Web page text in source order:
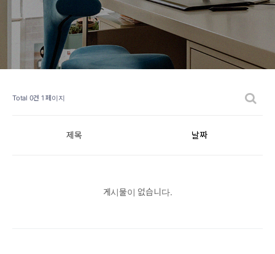
Total 0건 1 페이지
제목 날짜
게시물이 없습니다.